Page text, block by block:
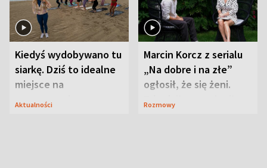
Kiedyś wydobywano tu
siarkę. Dziś to idealne
miejsce na
wypoczynek
Aktualności
Marcin Korcz z serialu
„Na dobre i na złe”
ogłosił, że się żeni.
Zdradził, co zmienił
Rozmowy